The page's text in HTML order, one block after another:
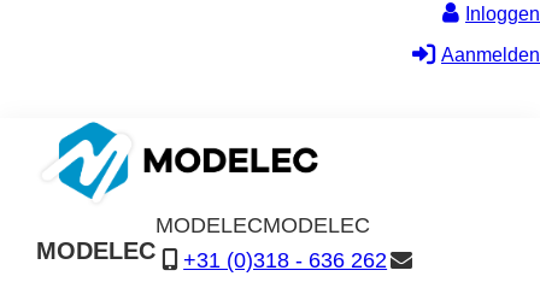
Inloggen
Aanmelden
MODELEC
MODELECMODELEC
+31 (0)318 - 636 262